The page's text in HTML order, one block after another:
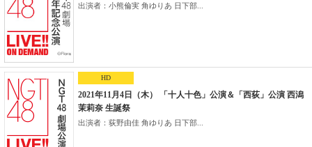
出演者：小熊倫実 角ゆりあ 日下部...
HD
2021年11月4日（木） 「十人十色」公演＆「西荻」公演 西潟
茉莉奈 生誕祭
出演者：荻野由佳 角ゆりあ 日下部...